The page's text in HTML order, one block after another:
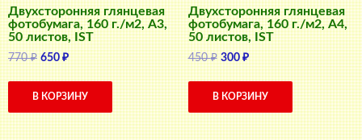
Двухсторонняя глянцевая
фотобумага, 160 г./м2, A3,
50 листов, IST
770₽ Первоначальная
цена
составляла
650₽Текущая
цена:
650 ₽.
В КОРЗИНУ
Двухсторонняя глянцевая
фотобумага, 160 г./м2, A4,
50 листов, IST
450₽ Первоначальная
цена
составляла
300₽Текущая
цена:
300 ₽.
В КОРЗИНУ